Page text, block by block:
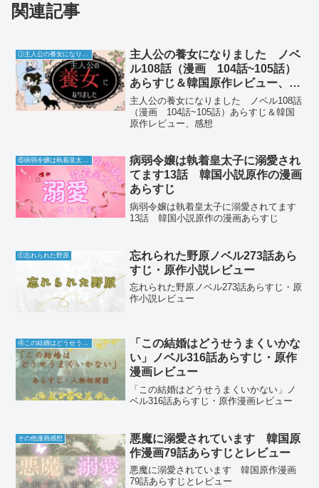
関連記事
Ⓙ主人公の養女になりました
主人公の養女になりました ノベ
ル108話（漫画 104話~105話）
あらすじ＆韓国原作レビュー、感
想
主人公の養女になりました ノベル108話
（漫画 104話~105話）あらすじ＆韓国
原作レビュー、感想
⑥病弱令嬢は執着皇太子に溺愛されてます
病弱令嬢は執着皇太子に溺愛され
てます13話 韓国小説原作の漫画
あらすじ
病弱令嬢は執着皇太子に溺愛されてます
13話 韓国小説原作の漫画あらすじ
Ⓔ忘れられた野原
忘れられた野原ノベル273話あら
すじ・原作小説レビュー
忘れられた野原ノベル273話あらすじ・原
作小説レビュー
④この結婚はどうせうまくいかない
「この結婚はどうせうまくいかな
い」ノベル316話あらすじ・原作
漫画レビュー
「この結婚はどうせうまくいかない」ノ
ベル316話あらすじ・原作漫画レビュー
その他漫画感想
悪魔に溺愛されています 韓国原
作漫画79話あらすじとレビュー
悪魔に溺愛されています 韓国原作漫画
79話あらすじとレビュー